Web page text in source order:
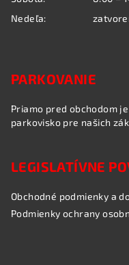
Nedeľa:
PARKOVANIE
Priamo pred obchodom
parkovisko pre našich
LEGISLATÍVNE
Obchodné podmienky a
Podmienky ochrany